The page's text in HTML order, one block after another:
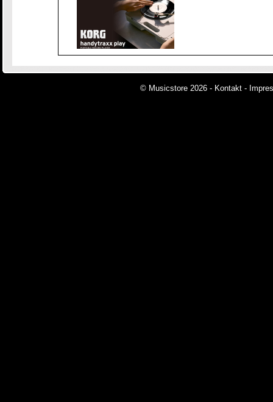
© Musicstore 2026 - Kontakt -